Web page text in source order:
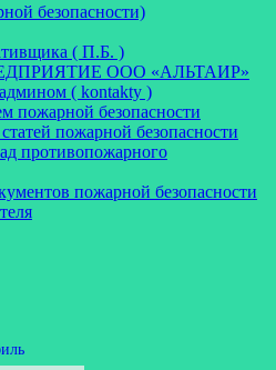
безопасности)
( П.Б. )
ООО «АЛЬТАИР»
( kontakty )
пожарной безопасности
пожарной безопасности
противопожарного
пожарной безопасности